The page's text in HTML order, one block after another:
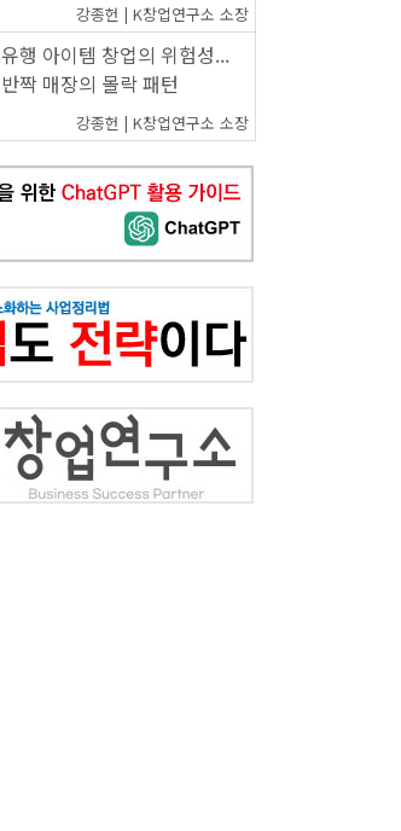
강종헌 | K창업연구소 소장
유행 아이템 창업의 위험성...
반짝 매장의 몰락 패턴
강종헌 | K창업연구소 소장